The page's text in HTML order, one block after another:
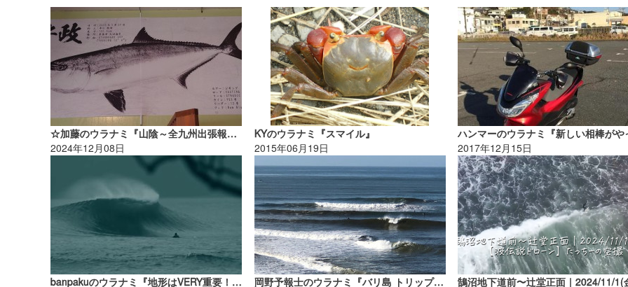
☆加藤のウラナミ『山陰～全九州出張報告 Vol.2』
2024年12月08日
KYのウラナミ『スマイル』
2015年06月19日
2017年12月15日
banpakuのウラナミ『地形はVERY重要！（②）』 岡野予報士のウラナミ『バリ島 トリップ②、ウエストバリメディウィ』